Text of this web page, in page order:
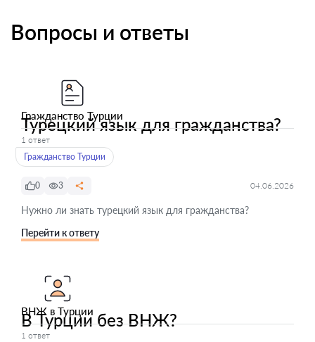
Вопросы и ответы
Гражданство Турции
Турецкий язык для гражданства?
1 ответ
Гражданство Турции
0 3 04.06.2026
Нужно ли знать турецкий язык для гражданства?
Перейти к ответу
ВНЖ в Турции
В Турции без ВНЖ?
1 ответ